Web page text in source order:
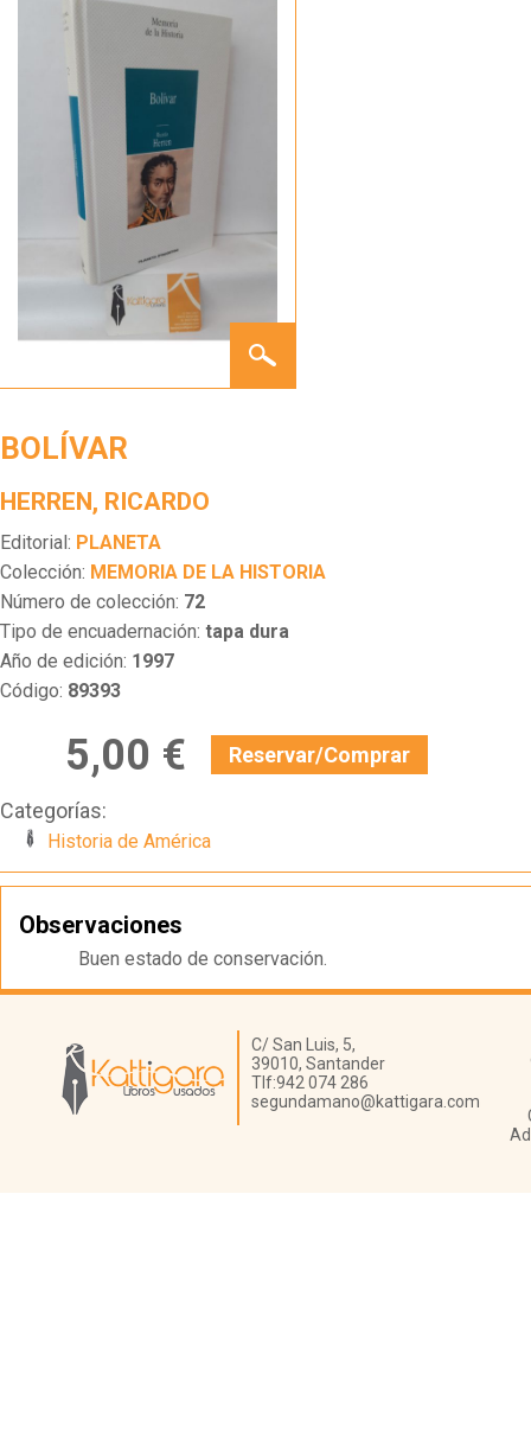
BOLÍVAR
HERREN, RICARDO
Editorial: PLANETA
Colección: MEMORIA DE LA HISTORIA
Número de colección: 72
Tipo de encuadernación: tapa dura
Año de edición: 1997
Código: 89393
5,00 € Reservar/Comprar
Categorías:
Historia de América
Observaciones
Buen estado de conservación.
Librería Kattigara
C/ San Luis, 5,
39010, Santander
Tlf:942 074 286
segundamano@kattigara.com